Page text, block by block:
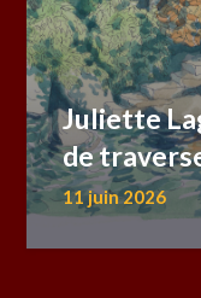
Juliette
de
11 juin 2026